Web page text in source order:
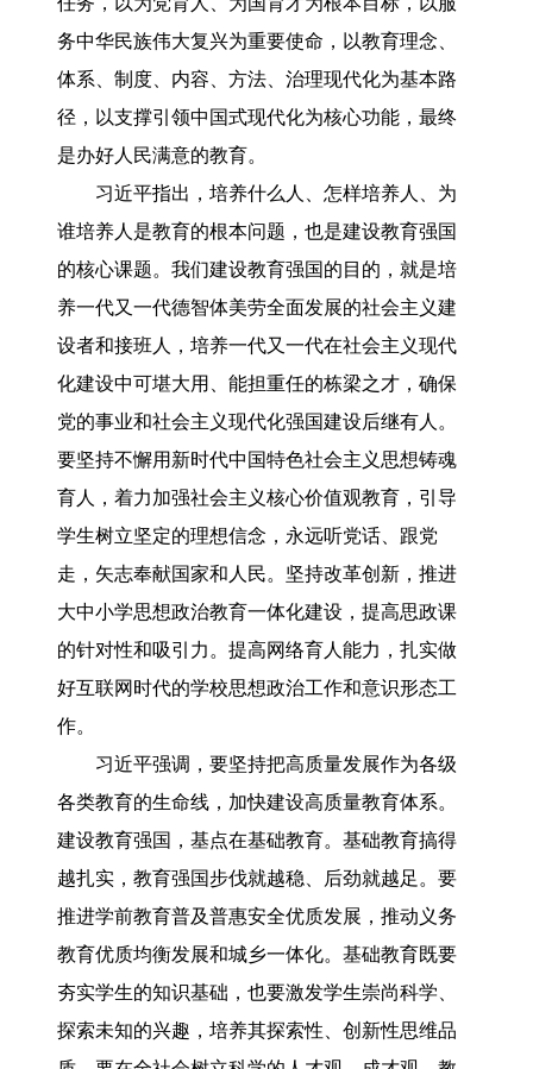
务中华民族伟大复兴为重要使命，以教育理念、
体系、制度、内容、方法、治理现代化为基本路
径，以支撑引领中国式现代化为核心功能，最终
是办好人民满意的教育。
习近平指出，培养什么人、怎样培养人、为
谁培养人是教育的根本问题，也是建设教育强国
的核心课题。我们建设教育强国的目的，就是培
养一代又一代德智体美劳全面发展的社会主义建
设者和接班人，培养一代又一代在社会主义现代
化建设中可堪大用、能担重任的栋梁之才，确保
党的事业和社会主义现代化强国建设后继有人。
要坚持不懈用新时代中国特色社会主义思想铸魂
育人，着力加强社会主义核心价值观教育，引导
学生树立坚定的理想信念，永远听党话、跟党
走，矢志奉献国家和人民。坚持改革创新，推进
大中小学思想政治教育一体化建设，提高思政课
的针对性和吸引力。提高网络育人能力，扎实做
好互联网时代的学校思想政治工作和意识形态工
作。
习近平强调，要坚持把高质量发展作为各级
各类教育的生命线，加快建设高质量教育体系。
建设教育强国，基点在基础教育。基础教育搞得
越扎实，教育强国步伐就越稳、后劲就越足。要
推进学前教育普及普惠安全优质发展，推动义务
教育优质均衡发展和城乡一体化。基础教育既要
夯实学生的知识基础，也要激发学生崇尚科学、
探索未知的兴趣，培养其探索性、创新性思维品